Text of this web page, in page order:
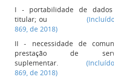
I - portabilidade de
titular; ou
869, de 2018)
II - necessidade de
prestação de
suplementar.
869, de 2018)